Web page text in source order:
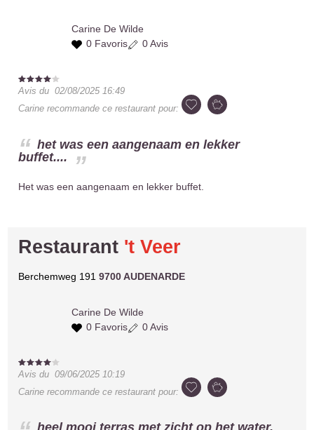
Carine De Wilde
0 Favoris
0 Avis
Avis du02/08/2025 16:49
Carine recommande ce restaurant pour:
het was een aangenaam en lekker
buffet....
Het was een aangenaam en lekker buffet.
Restaurant 't Veer
Berchemweg 1919700 AUDENARDE
Carine De Wilde
0 Favoris
0 Avis
Avis du09/06/2025 10:19
Carine recommande ce restaurant pour: